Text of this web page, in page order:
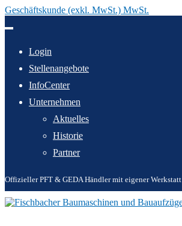
Geschäftskunde (exkl. MwSt.) MwSt.
Inhalt
Login
Stellenangebote
InfoCenter
Unternehmen
Aktuelles
Historie
Partner
Offizieller PFT & GEDA Händler mit eigener Werkstatt